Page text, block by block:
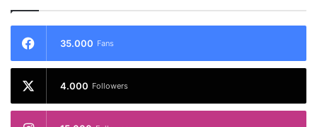
35.000 Fans
4.000 Followers